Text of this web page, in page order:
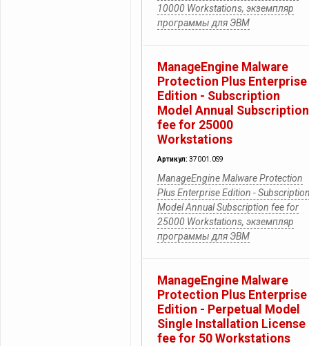
10000 Workstations, экземпляр
программы для ЭВМ
ManageEngine Malware
Protection Plus Enterprise
Edition - Subscription
Model Annual Subscription
fee for 25000
Workstations
Артикул: 37001.0S9
ManageEngine Malware Protection
Plus Enterprise Edition -
Model Annual Subscription fee for
25000 Workstations, экземпляр
программы для ЭВМ
ManageEngine Malware
Protection Plus Enterprise
Edition - Perpetual Model
Single Installation License
fee for 50 Workstations